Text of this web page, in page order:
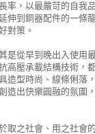
率，以最嚴苛的自我
伸到銅器配件的一條
對策。
是從早到晚出入使用
高壓承載結構技術，
造型時尚、線條俐落
造出快樂圓融的氛圍
取之社會、用之社會